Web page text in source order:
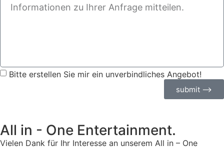
Bitte erstellen Sie mir ein unverbindliches Angebot!
submit ⟶
All in - One Entertainment.
Vielen Dank für Ihr Interesse an unserem All in – One